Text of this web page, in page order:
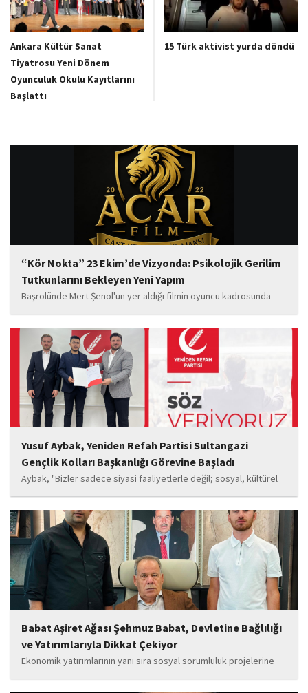
Ankara Kültür Sanat
Tiyatrosu Yeni Dönem
Oyunculuk Okulu Kayıtlarını
Başlattı
15 Türk aktivist yurda döndü
“Kör Nokta” 23 Ekim’de Vizyonda: Psikolojik Gerilim
Tutkunlarını Bekleyen Yeni Yapım
Başrolünde Mert Şenol'un yer aldığı filmin oyuncu kadrosunda
Esma Kıyanç, Ayşe Aktaş, Berna Kıyanç, Gökay Alpaslan Şahin,
Sema Yaldıran, Sıla Altıntaş, İsmail Akkoç, Celal Acar ve çocuk
oyuncu Görkem Akyol...
Yusuf Aybak, Yeniden Refah Partisi Sultangazi
Gençlik Kolları Başkanlığı Görevine Başladı
Aybak, "Bizler sadece siyasi faaliyetlerle değil; sosyal, kültürel
ve manevi değerleri güçlendiren çalışmalarla da gençlerimizin
yanında olacağız. Sultangazi'de birlik ve beraberlik ruhunu daha
da güçlendirecek projeleri hayata geçirmek için ekip...
Babat Aşiret Ağası Şehmuz Babat, Devletine Bağlılığı
ve Yatırımlarıyla Dikkat Çekiyor
Ekonomik yatırımlarının yanı sıra sosyal sorumluluk projelerine
de önem veren Babat'ın, eğitim alanında bir lise ile iki okulun